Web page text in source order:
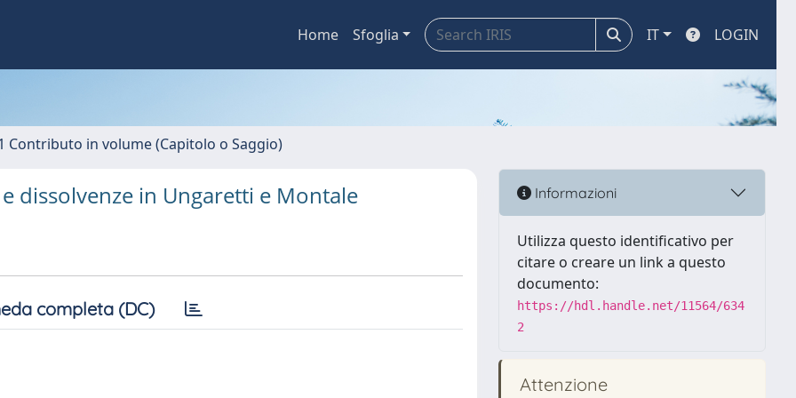
Home Sfoglia IT LOGIN
Contributo in volume (Capitolo o Saggio)
dissolvenze in Ungaretti e Montale
completa (DC)
Informazioni
Utilizza questo identificativo per
citare o creare un link a questo
documento:
https://hdl.handle.net/11564/634
2
Attenzione